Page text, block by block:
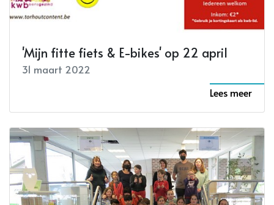
'Mijn fitte fiets & E-bikes' op 22 april
31 maart 2022
Lees meer